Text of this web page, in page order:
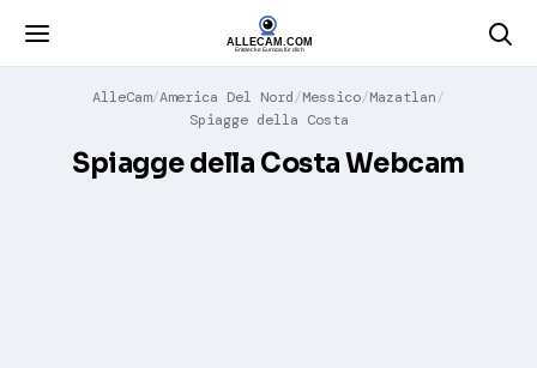
AlleCam America Del Nord Messico Mazatlan
Spiagge della Costa
Spiagge della Costa Webcam